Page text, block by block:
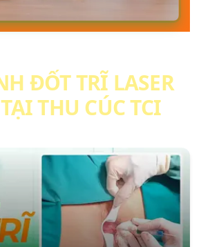
ĐỐT TRĨ LASER
THU CÚC TCI